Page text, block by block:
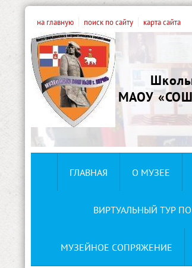
на главную поиск по сайту карта сайта
МАОУ
ГЛАВНАЯ О МУЗЕЕ
ВИРТУАЛЬНЫЙ ТУР
МУЗЕЙНОЕ СОПРЯЖЕНИЕ